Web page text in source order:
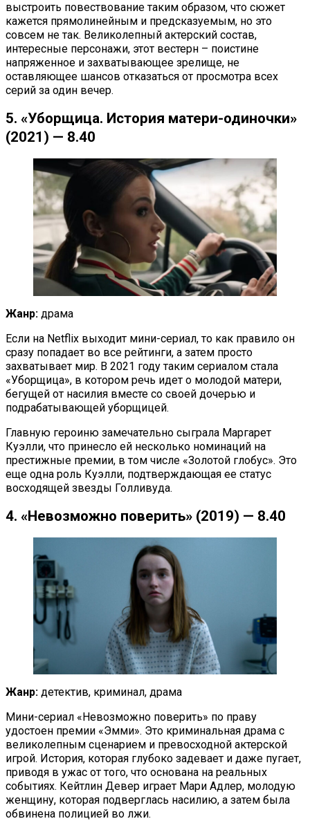
выстроить повествование таким образом, что сюжет
кажется прямолинейным и предсказуемым, но это
совсем не так. Великолепный актерский состав,
интересные персонажи, этот вестерн – поистине
напряженное и захватывающее зрелище, не
оставляющее шансов отказаться от просмотра всех
серий за один вечер.
5. «Уборщица. История матери-одиночки»
(2021) — 8.40
Жанр: драма
Если на Netflix выходит мини-сериал, то как правило он
сразу попадает во все рейтинги, а затем просто
захватывает мир. В 2021 году таким сериалом стала
«Уборщица», в котором речь идет о молодой матери,
бегущей от насилия вместе со своей дочерью и
подрабатывающей уборщицей.
Главную героиню замечательно сыграла Маргарет
Куэлли, что принесло ей несколько номинаций на
престижные премии, в том числе «Золотой глобус». Это
еще одна роль Куэлли, подтверждающая ее статус
восходящей звезды Голливуда.
4. «Невозможно поверить» (2019) — 8.40
Жанр: детектив, криминал, драма
Мини-сериал «Невозможно поверить» по праву
удостоен премии «Эмми». Это криминальная драма с
великолепным сценарием и превосходной актерской
игрой. История, которая глубоко задевает и даже пугает,
приводя в ужас от того, что основана на реальных
событиях. Кейтлин Девер играет Мари Адлер, молодую
женщину, которая подверглась насилию, а затем была
обвинена полицией во лжи.